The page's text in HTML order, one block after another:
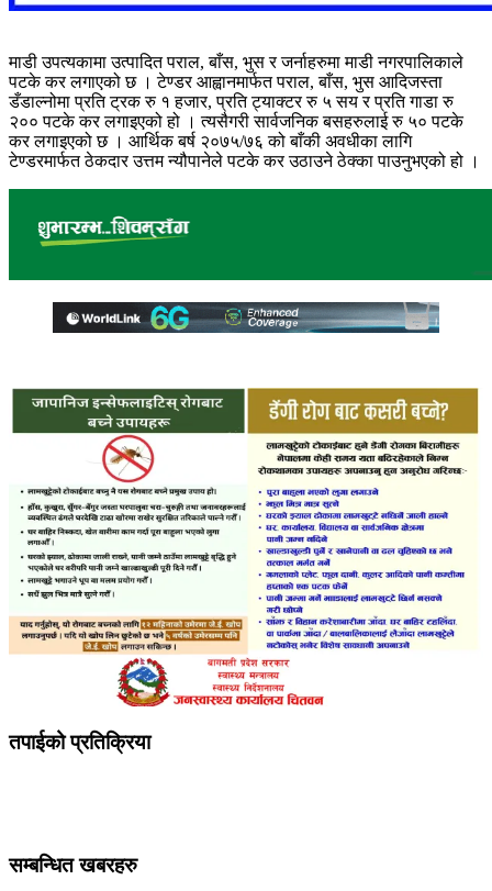
माडी उपत्यकामा उत्पादित पराल, बाँस, भुस र जर्नाहरुमा माडी नगरपालिकाले
पटके कर लगाएको छ । टेण्डर आह्वानमार्फत पराल, बाँस, भुस आदिजस्ता
डँडाल्नोमा प्रति ट्रक रु १ हजार, प्रति ट्याक्टर रु ५ सय र प्रति गाडा रु
२०० पटके कर लगाइएको हो । त्यसैगरी सार्वजनिक बसहरुलाई रु ५० पटके
कर लगाइएको छ । आर्थिक बर्ष २०७५/७६ को बाँकी अवधीका लागि
टेण्डरमार्फत ठेकदार उत्तम न्यौपानेले पटके कर उठाउने ठेक्का पाउनुभएको हो ।
तपाईको प्रतिक्रिया
सम्बन्धित खबरहरु